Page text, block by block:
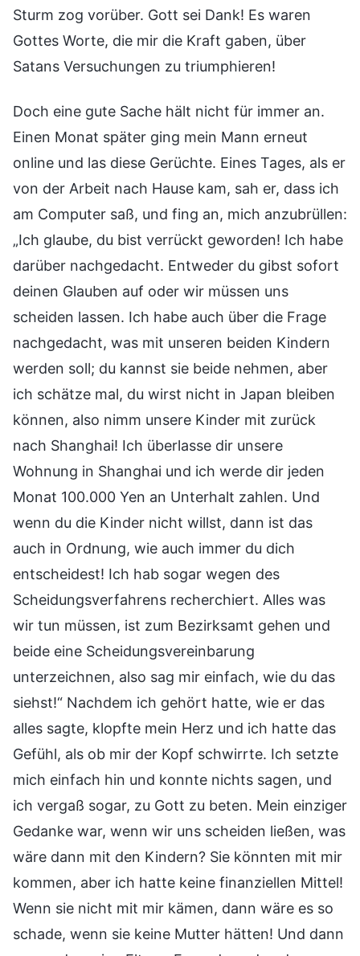
Sturm zog vorüber. Gott sei Dank! Es waren
Gottes Worte, die mir die Kraft gaben, über
Satans Versuchungen zu triumphieren!
Doch eine gute Sache hält nicht für immer an.
Einen Monat später ging mein Mann erneut
online und las diese Gerüchte. Eines Tages, als er
von der Arbeit nach Hause kam, sah er, dass ich
am Computer saß, und fing an, mich anzubrüllen:
„Ich glaube, du bist verrückt geworden! Ich habe
darüber nachgedacht. Entweder du gibst sofort
deinen Glauben auf oder wir müssen uns
scheiden lassen. Ich habe auch über die Frage
nachgedacht, was mit unseren beiden Kindern
werden soll; du kannst sie beide nehmen, aber
ich schätze mal, du wirst nicht in Japan bleiben
können, also nimm unsere Kinder mit zurück
nach Shanghai! Ich überlasse dir unsere
Wohnung in Shanghai und ich werde dir jeden
Monat 100.000 Yen an Unterhalt zahlen. Und
wenn du die Kinder nicht willst, dann ist das
auch in Ordnung, wie auch immer du dich
entscheidest! Ich hab sogar wegen des
Scheidungsverfahrens recherchiert. Alles was
wir tun müssen, ist zum Bezirksamt gehen und
beide eine Scheidungsvereinbarung
unterzeichnen, also sag mir einfach, wie du das
siehst!“ Nachdem ich gehört hatte, wie er das
alles sagte, klopfte mein Herz und ich hatte das
Gefühl, als ob mir der Kopf schwirrte. Ich setzte
mich einfach hin und konnte nichts sagen, und
ich vergaß sogar, zu Gott zu beten. Mein einziger
Gedanke war, wenn wir uns scheiden ließen, was
wäre dann mit den Kindern? Sie könnten mit mir
kommen, aber ich hatte keine finanziellen Mittel!
Wenn sie nicht mit mir kämen, dann wäre es so
schade, wenn sie keine Mutter hätten! Und dann